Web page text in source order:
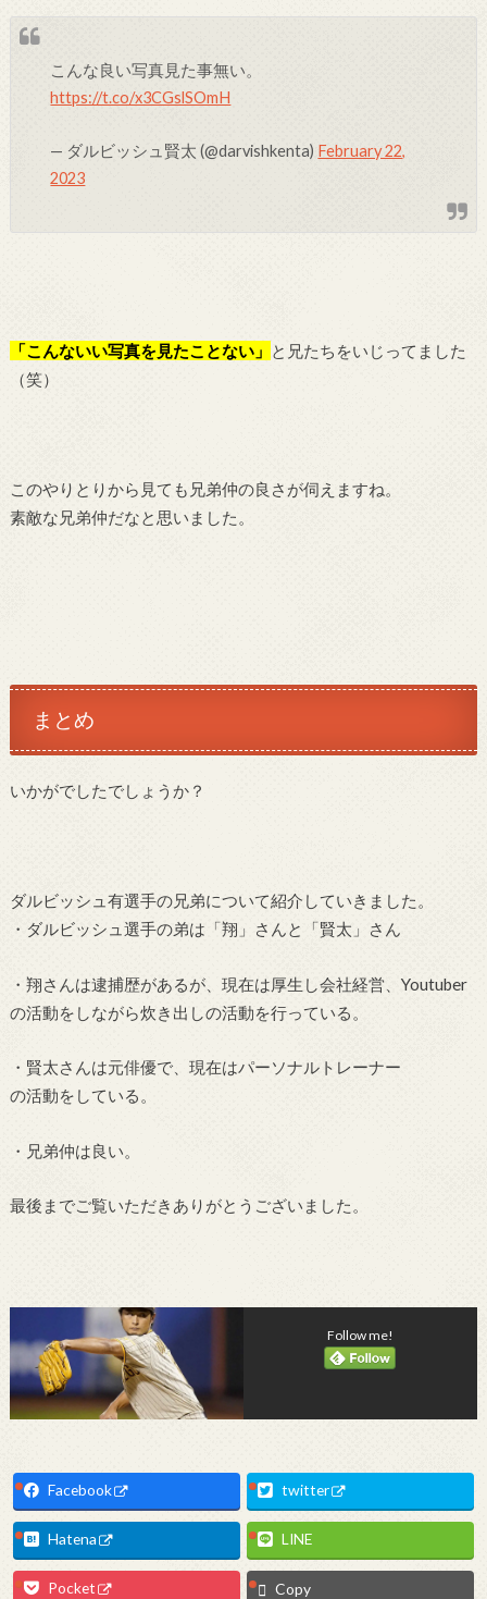
こんな良い写真見た事無い。
https://t.co/x3CGslSOmH
— ダルビッシュ賢太 (@darvishkenta) February 22,
2023
「こんないい写真を見たことない」 と兄たちをいじってました
（笑）
このやりとりから見ても兄弟仲の良さが伺えますね。
素敵な兄弟仲だなと思いました。
まとめ
いかがでしたでしょうか？
ダルビッシュ有選手の兄弟について紹介していきました。
・ダルビッシュ選手の弟は「翔」さんと「賢太」さん
・翔さんは逮捕歴があるが、現在は厚生し会社経営、Youtuber
の活動をしながら炊き出しの活動を行っている。
・賢太さんは元俳優で、現在はパーソナルトレーナー
の活動をしている。
・兄弟仲は良い。
最後までご覧いただきありがとうございました。
Follow me!
Facebook twitter
Hatena LINE
Pocket Copy